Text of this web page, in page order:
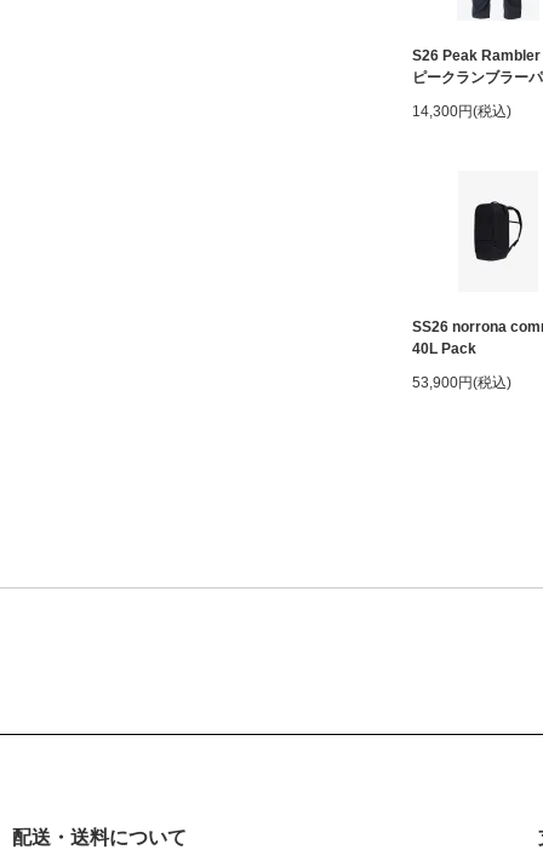
S26 Peak
ピークランブラー
14,300円(税込)
SS26 norrona
40L Pack
53,900円(税込)
配送・送料について